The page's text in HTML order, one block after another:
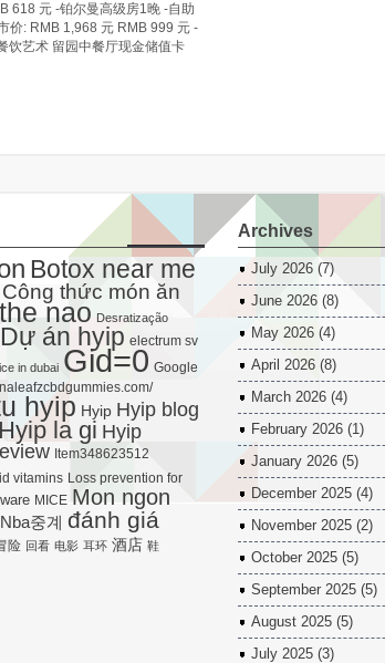
618 元 -铂尔曼高级房1晚 -自助
价: RMB 1,968 元 RMB 999 元 -
饮艺术 留园中餐厅现金储值卡
Botox near me
Công thức món ăn
nao Desratização
Dự án hyip electrum sv
in dubai Gid=0 Google
hyip Hyip Hyip blog
Hyip la gi Hyip
Item348623512
vitamins Loss prevention for
MICE Mon ngon
Nba중계 đánh giá
险 回看 电影 耳环 酒店 鞋
Archives
July 2026 (7)
June 2026 (8)
May 2026 (4)
April 2026 (8)
March 2026 (4)
February 2026 (1)
January 2026 (5)
December 2025 (4)
November 2025 (2)
October 2025 (5)
September 2025 (5)
August 2025 (5)
July 2025 (3)